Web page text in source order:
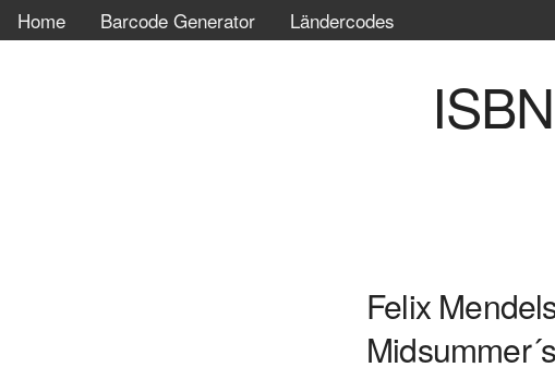
Home Barcode Generator Ländercodes
Felix